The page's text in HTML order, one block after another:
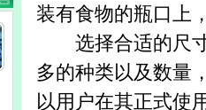
装有食物的瓶口上
选择合适的尺寸
多的种类以及数量
以用户在其正式使